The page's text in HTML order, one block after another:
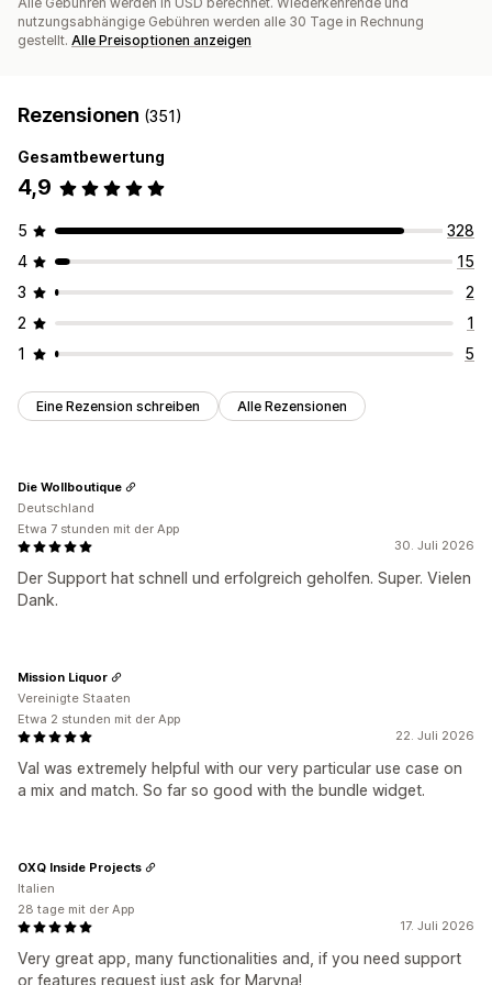
nutzungsabhängige Gebühren werden alle 30 Tage in Rechnung
gestellt. Alle Preisoptionen anzeigen
Rezensionen (351)
Gesamtbewertung
4,9
5
328
4
15
3
2
2
1
1
5
Eine Rezension schreiben Alle Rezensionen
30. Juli 2026
Der Support hat schnell und erfolgreich geholfen. Super. Vielen
Dank.
Die Wollboutique
Deutschland
Etwa 7 stunden mit der App
22. Juli 2026
Val was extremely helpful with our very particular use case on
a mix and match. So far so good with the bundle widget.
Mission Liquor
Vereinigte Staaten
Etwa 2 stunden mit der App
17. Juli 2026
Very great app, many functionalities and, if you need support
or features request just ask for Maryna!
OXQ Inside Projects
Italien
28 tage mit der App